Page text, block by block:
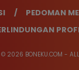
PEDOMAN
© 2026 BONEKU.COM -